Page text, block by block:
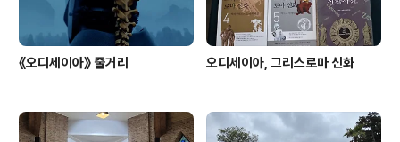
《오디세이아》 줄거리 오디세이아, 그리스로마 신화